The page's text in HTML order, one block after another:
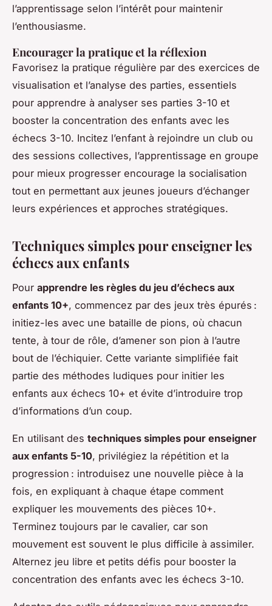
l’apprentissage selon l’intérêt pour maintenir
l’enthousiasme.
Encourager la pratique et la réflexion
Favorisez la pratique régulière par des exercices de
visualisation et l’analyse des parties, essentiels
pour apprendre à analyser ses parties 3-10 et
booster la concentration des enfants avec les
échecs 3-10. Incitez l’enfant à rejoindre un club ou
des sessions collectives, l’apprentissage en groupe
pour mieux progresser encourage la socialisation
tout en permettant aux jeunes joueurs d’échanger
leurs expériences et approches stratégiques.
Techniques simples pour enseigner les
échecs aux enfants
Pour apprendre les règles du jeu d’échecs aux
enfants 10+, commencez par des jeux très épurés :
initiez-les avec une bataille de pions, où chacun
tente, à tour de rôle, d’amener son pion à l’autre
bout de l’échiquier. Cette variante simplifiée fait
partie des méthodes ludiques pour initier les
enfants aux échecs 10+ et évite d’introduire trop
d’informations d’un coup.
En utilisant des techniques simples pour enseigner
aux enfants 5-10, privilégiez la répétition et la
progression : introduisez une nouvelle pièce à la
fois, en expliquant à chaque étape comment
expliquer les mouvements des pièces 10+.
Terminez toujours par le cavalier, car son
mouvement est souvent le plus difficile à assimiler.
Alternez jeu libre et petits défis pour booster la
concentration des enfants avec les échecs 3-10.